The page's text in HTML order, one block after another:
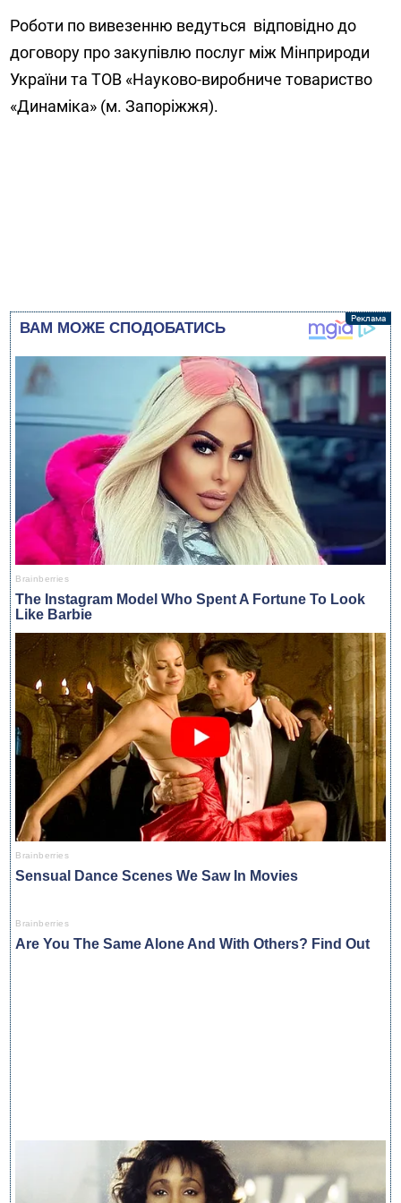
Роботи по вивезенню ведуться відповідно до
договору про закупівлю послуг між Мінприроди
України та ТОВ «Науково-виробниче товариство
«Динаміка» (м. Запоріжжя).